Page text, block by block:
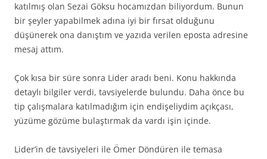
katılmış olan Sezai Göksu hocamızdan biliyordum. Bunun
bir şeyler yapabilmek adına iyi bir fırsat olduğunu
düşünerek ona danıştım ve yazıda verilen eposta adresine
mesaj attım.
Çok kısa bir süre sonra Lider aradı beni. Konu hakkında
detaylı bilgiler verdi, tavsiyelerde bulundu. Daha önce bu
tip çalışmalara katılmadığım için endişeliydim açıkçası,
yüzüme gözüme bulaştırmak da vardı işin içinde.
Lider’in de tavsiyeleri ile Ömer Döndüren ile temasa